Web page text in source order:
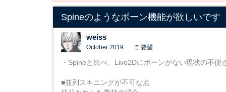
Spineのようなボーン機能が欲しいです
weiss
October 2019 で 要望
・Spineと比べ、Live2Dにボーンがない現状の不便
■並列スキニングが不可な点